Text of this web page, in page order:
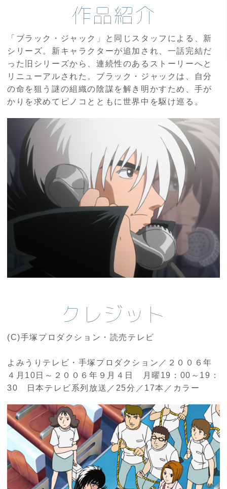
作品紹介
「ブラック・ジャック」と同じスタッフによる、新
シリーズ。新キャラクターが追加され、一話完結だ
った旧シリーズから、連続性のあるストーリーへと
リニューアルされた。ブラック・ジャックは、自分
の命を狙う謎の組織の陰謀を解き明かすため、手が
かりを求めてピノコとともに世界中を駆け巡る。
クレジット
(C)手塚プロダクション・読売テレビ
よみうりテレビ・手塚プロダクション／２００６年
４月10日～２００６年９月４日 月曜19：00～19：
30 日本テレビ系列放送／25分／17本／カラー